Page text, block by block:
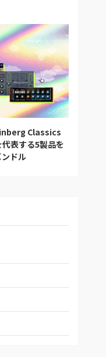
Classics
表する5製品を
ドル